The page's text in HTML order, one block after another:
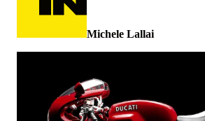
Michele Lallai